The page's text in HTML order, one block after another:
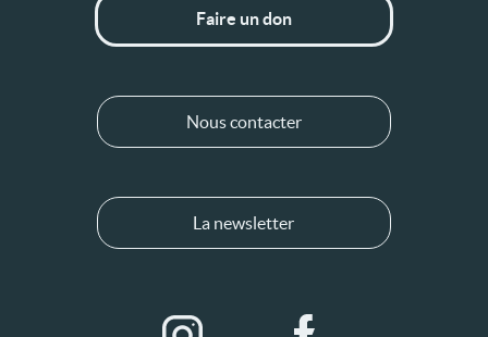
Faire un don
Nous contacter
La newsletter